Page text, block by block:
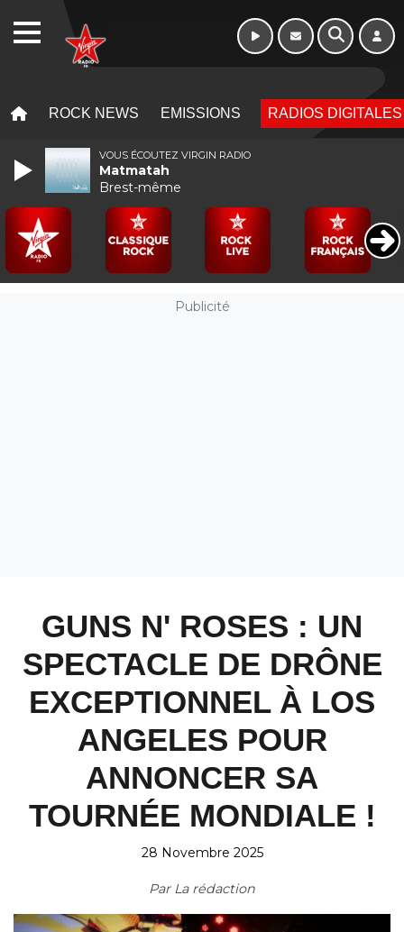
ROCK NEWS EMISSIONS RADIOS DIGITALES
Publicité
GUNS N' ROSES : UN
SPECTACLE DE DRÔNE
EXCEPTIONNEL À LOS
ANGELES POUR
ANNONCER SA
TOURNÉE MONDIALE !
28 Novembre 2025
Par La rédaction
VOUS ÉCOUTEZ VIRGIN RADIO
Matmatah
Brest-même
WEBRADIO